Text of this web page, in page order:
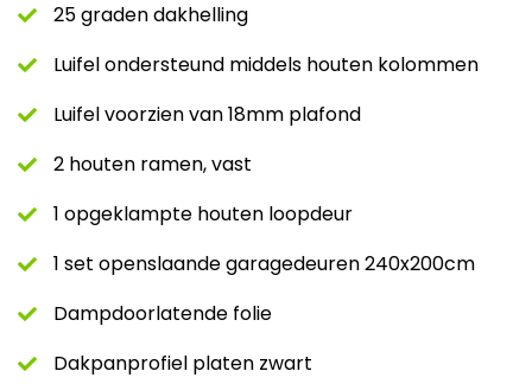
25 graden dakhelling
Luifel ondersteund middels houten kolommen
Luifel voorzien van 18mm plafond
2 houten ramen, vast
1 opgeklampte houten loopdeur
1 set openslaande garagedeuren 240x200cm
Dampdoorlatende folie
Dakpanprofiel platen zwart